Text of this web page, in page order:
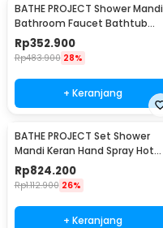
BATHE PROJECT Shower Mandi
Bathroom Faucet Bathtub
Mixer 3 Way 8 Inch - 50102O
Rp352.900
Rp483.900 28%
+ Keranjang
BATHE PROJECT Set Shower
Mandi Keran Hand Spray Hot
and Cold Water - Q3-WAY
Rp824.200
Rp1.112.900 26%
+ Keranjang